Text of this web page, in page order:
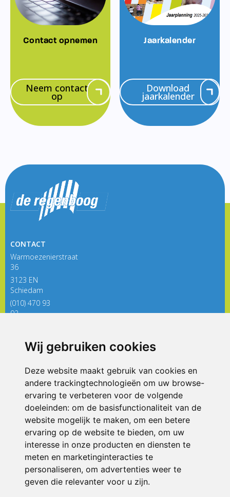
Wij gebruiken cookies
Deze website maakt gebruik van cookies en
andere trackingtechnologieën om uw browse-
ervaring te verbeteren voor de volgende
doeleinden: om de basisfunctionaliteit van de
website mogelijk te maken, om een betere
ervaring op de website te bieden, om uw
interesse in onze producten en diensten te
meten en marketinginteracties te
personaliseren, om advertenties weer te
geven die relevanter voor u zijn.
Contact opnemen
Neem contact
op
Jaarkalender
Download
jaarkalender
CONTACT
Warmoezenierstraat
36
3123 EN
Schiedam
(010) 470 93
92
ONDERDEEL VAN
© 2026 De Regenboog | Alle rechten voorbehouden
Privacy policy|Disclaimer| Klachtenregeling|RSIN en Anbi
voorkeuren